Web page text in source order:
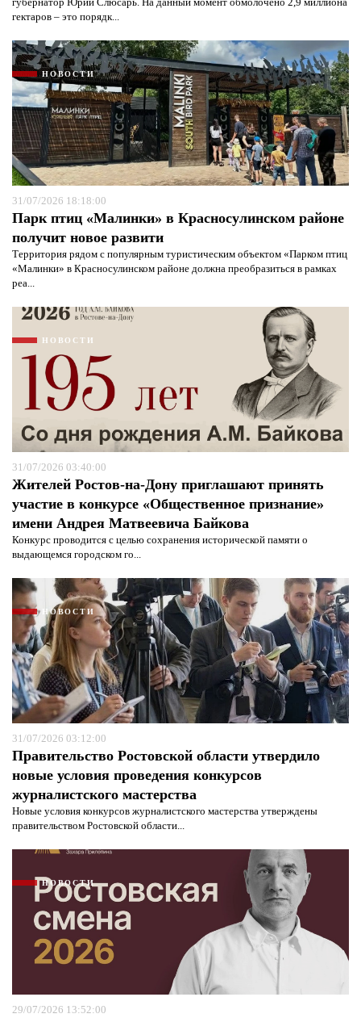
гектаров – это порядк...
НОВОСТИ
31/07/2026 18:18:00
Парк птиц «Малинки» в Красносулинском районе
получит новое развити
Территория рядом с популярным туристическим объектом «Парком птиц
«Малинки» в Красносулинском районе должна преобразиться в рамках
реа...
НОВОСТИ
31/07/2026 03:40:00
Жителей Ростов-на-Дону приглашают принять
участие в конкурсе «Общественное признание»
имени Андрея Матвеевича Байкова
Конкурс проводится с целью сохранения исторической памяти о
выдающемся городском го...
НОВОСТИ
31/07/2026 03:12:00
Правительство Ростовской области утвердило
новые условия проведения конкурсов
журналистского мастерства
Новые условия конкурсов журналистского мастерства утверждены
правительством Ростовской области...
НОВОСТИ
29/07/2026 13:52:00
защиты информации*
Я согласен с политикой конфиденциальности и
защиты информации*